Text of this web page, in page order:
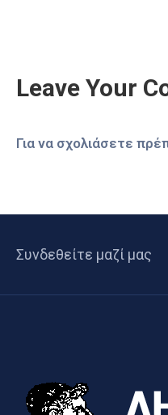
Leave Your
Για να σχολιάσετε
Συνδεθείτε μαζί μας